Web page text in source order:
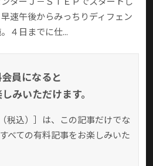
速午後からみっちりディフェン
４日までに仕...
員になると
みいただけます。
税込）］は、この記事だけでな
べての有料記事をお楽しみいた